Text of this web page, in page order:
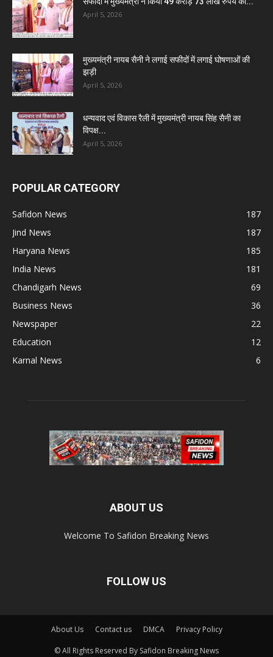
April 5, 2026
मुख्यमंत्री नायब सैनी ने लगाई सफीदों में लगाई घोषणाओं की
झड़ी
April 5, 2026
धन्यवाद एवं विकास रैली में मुख्यमंत्री नायब सिंह सैनी का
विपक्ष...
April 5, 2026
POPULAR CATEGORY
Safidon News
187
Jind News
187
Haryana News
185
India News
181
Chandigarh News
69
Business News
36
Newspaper
22
Education
12
Karnal News
6
ABOUT US
Welcome To Safidon Breaking News
FOLLOW US
About Us Contact us DMCA Privacy Policy
© All Rights Reserved By Safidon Breaking News